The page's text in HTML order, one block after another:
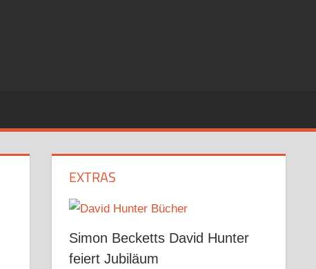
EXTRAS
Simon Becketts David Hunter
feiert Jubiläum